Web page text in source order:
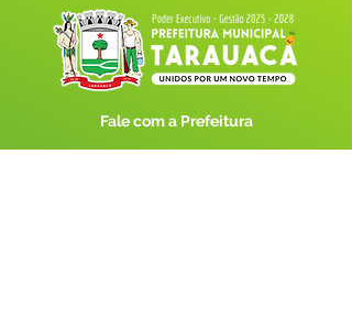
Fale com a Prefeitura